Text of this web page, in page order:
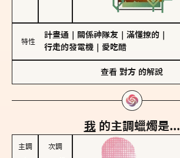
特性
計畫通 關係神隊友 滿懂撩的
行走的發電機
愛吃醋
查看 對方 的解說
我 的主調蠟燭是...
主調 次調